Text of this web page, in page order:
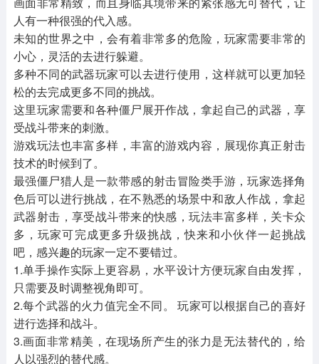
人有一种很强的代入感。
未知的世界之中，会有着非常多的危险，玩家需要非常的
小心，灵活的去进行躲避。
多种不同的武器玩家可以去进行使用，这样就可以更加轻
松的去完成更多不同的挑战。
这里玩家需要和各种僵尸展开作战，拿起自己的武器，享
受战斗带来的刺激。
游戏玩法也丰富多样，丰富的游戏内容，展现你真正射击
技术的时候到了。
最强僵尸猎人是一款带感的射击冒险类手游，玩家选择角
色后可以进行挑战，在不熟悉的场景中和敌人作战，拿起
武器射击，享受战斗带来的快感，玩法丰富多样，关卡众
多，玩家可完成更多升级挑战，快来和小伙伴一起挑战
吧，感兴趣的玩家一定不要错过。
1.单手操作实际上更容易，水平设计方便玩家自由发挥，
只需要及时调整视角即可。
2.每个武器的火力值完全不同。 玩家可以根据自己的喜好
进行选择和战斗。
3.画面非常精美，在现场所产生的张力是无法替代的，给
人以强烈的替代感。